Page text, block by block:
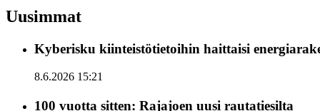
Uusimmat
Kyberisku kiinteistötietoihin haittaisi
8.6.2026 15:21
100 vuotta sitten: Rajajoen uusi rautatiesilta